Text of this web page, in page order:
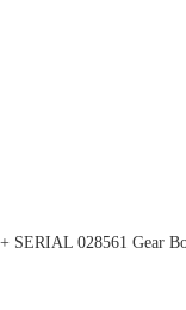
SERIAL 028561 Gear